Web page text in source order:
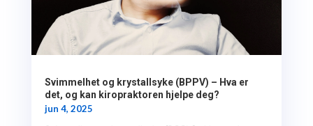
Svimmelhet og krystallsyke (BPPV) – Hva er
det, og kan kiropraktoren hjelpe deg?
jun 4, 2025